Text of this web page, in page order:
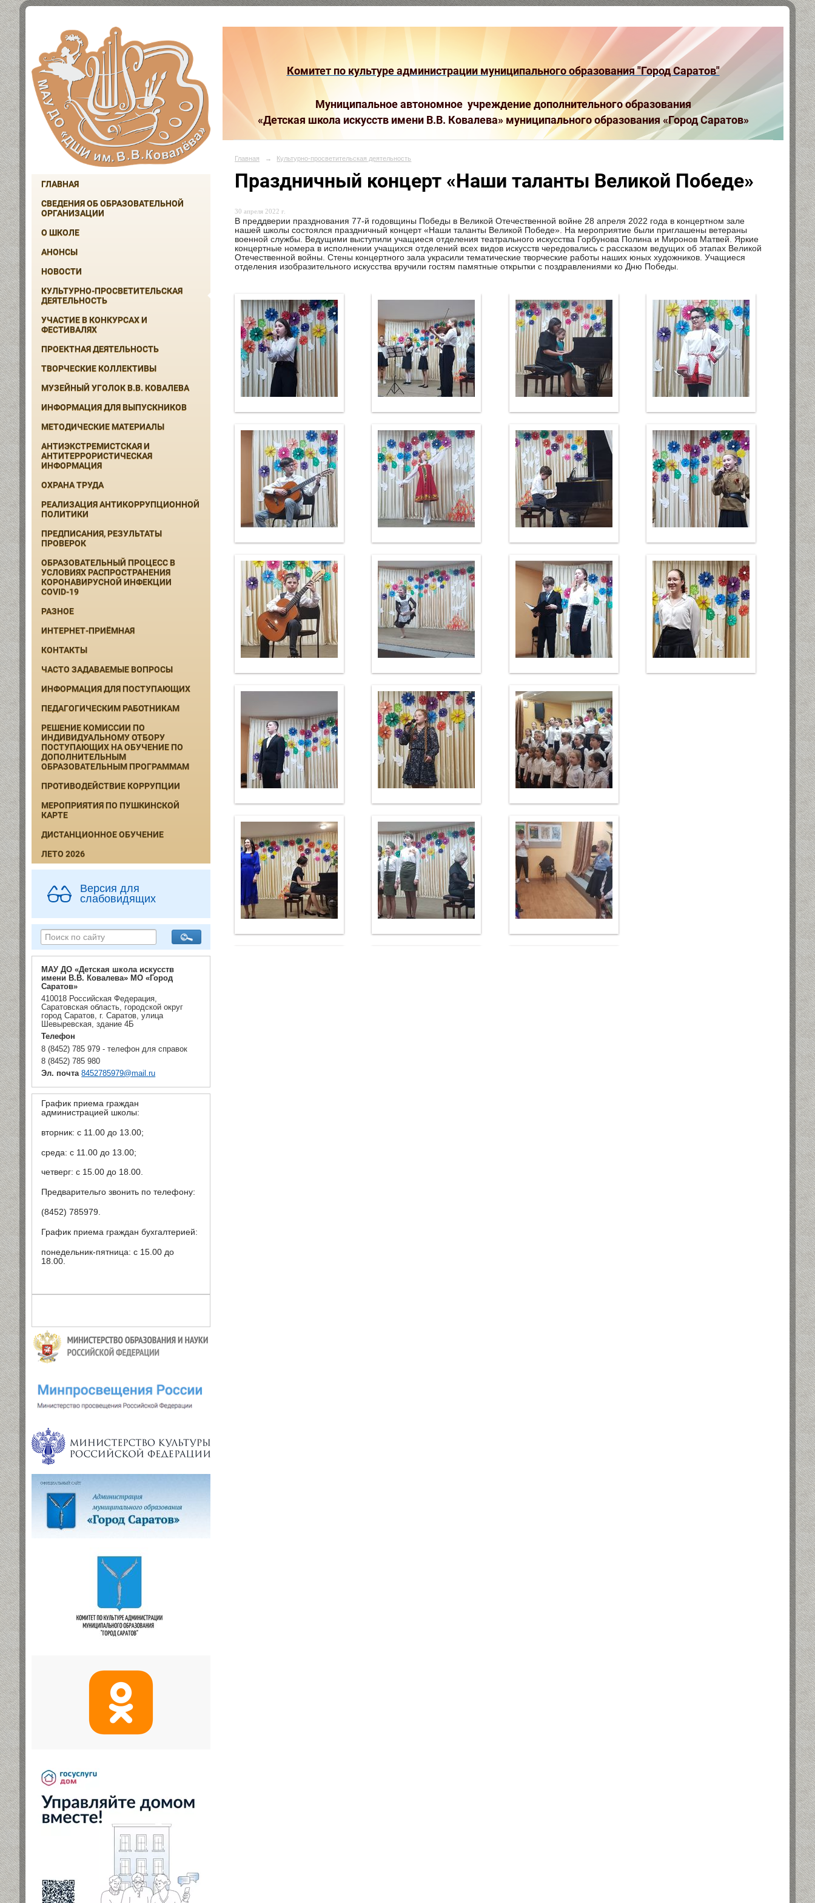
ГЛАВНАЯ
СВЕДЕНИЯ ОБ ОБРАЗОВАТЕЛЬНОЙ
ОРГАНИЗАЦИИ
О ШКОЛЕ
АНОНСЫ
НОВОСТИ
КУЛЬТУРНО-ПРОСВЕТИТЕЛЬСКАЯ
ДЕЯТЕЛЬНОСТЬ
УЧАСТИЕ В КОНКУРСАХ И
ФЕСТИВАЛЯХ
ПРОЕКТНАЯ ДЕЯТЕЛЬНОСТЬ
ТВОРЧЕСКИЕ КОЛЛЕКТИВЫ
МУЗЕЙНЫЙ УГОЛОК В.В. КОВАЛЕВА
ИНФОРМАЦИЯ ДЛЯ ВЫПУСКНИКОВ
МЕТОДИЧЕСКИЕ МАТЕРИАЛЫ
АНТИЭКСТРЕМИСТСКАЯ И
АНТИТЕРРОРИСТИЧЕСКАЯ
ИНФОРМАЦИЯ
ОХРАНА ТРУДА
РЕАЛИЗАЦИЯ АНТИКОРРУПЦИОННОЙ
ПОЛИТИКИ
ПРЕДПИСАНИЯ, РЕЗУЛЬТАТЫ
ПРОВЕРОК
ОБРАЗОВАТЕЛЬНЫЙ ПРОЦЕСС В
УСЛОВИЯХ РАСПРОСТРАНЕНИЯ
КОРОНАВИРУСНОЙ ИНФЕКЦИИ
COVID-19
РАЗНОЕ
ИНТЕРНЕТ-ПРИЁМНАЯ
КОНТАКТЫ
ЧАСТО ЗАДАВАЕМЫЕ ВОПРОСЫ
ИНФОРМАЦИЯ ДЛЯ ПОСТУПАЮЩИХ
ПЕДАГОГИЧЕСКИМ РАБОТНИКАМ
РЕШЕНИЕ КОМИССИИ ПО
ИНДИВИДУАЛЬНОМУ ОТБОРУ
ПОСТУПАЮЩИХ НА ОБУЧЕНИЕ ПО
ДОПОЛНИТЕЛЬНЫМ
ОБРАЗОВАТЕЛЬНЫМ ПРОГРАММАМ
ПРОТИВОДЕЙСТВИЕ КОРРУПЦИИ
МЕРОПРИЯТИЯ ПО ПУШКИНСКОЙ
КАРТЕ
ДИСТАНЦИОННОЕ ОБУЧЕНИЕ
ЛЕТО 2026
Версия для
слабовидящих
МАУ ДО «Детская школа искусств
имени В.В. Ковалева» МО «Город
Саратов»
410018 Российская Федерация,
Саратовская область, городской округ
город Саратов, г. Саратов, улица
Шевыревская, здание 4Б
Телефон
8 (8452) 785 979 - телефон для справок
8 (8452) 785 980
Эл. почта 8452785979@mail.ru
График приема граждан
администрацией школы:
вторник: с 11.00 до 13.00;
среда: с 11.00 до 13.00;
четверг: с 15.00 до 18.00.
Предварительго звонить по телефону:
(8452) 785979.
График приема граждан бухгалтерией:
понедельник-пятница: с 15.00 до
18.00.
Комитет по культуре администрации муниципального образования "Город Саратов"
Муниципальное автономное учреждение дополнительного образования
«Детская школа искусств имени В.В. Ковалева» муниципального образования «Город Саратов»
Главная → Культурно-просветительская деятельность
Праздничный концерт «Наши таланты Великой Победе»
30 апреля 2022 г.
В преддверии празднования 77-й годовщины Победы в Великой Отечественной войне 28 апреля 2022 года в концертном зале
нашей школы состоялся праздничный концерт «Наши таланты Великой Победе». На мероприятие были приглашены ветераны
военной службы. Ведущими выступили учащиеся отделения театрального искусства Горбунова Полина и Миронов Матвей. Яркие
концертные номера в исполнении учащихся отделений всех видов искусств чередовались с рассказом ведущих об этапах Великой
Отечественной войны. Стены концертного зала украсили тематические творческие работы наших юных художников. Учащиеся
отделения изобразительного искусства вручили гостям памятные открытки с поздравлениями ко Дню Победы.